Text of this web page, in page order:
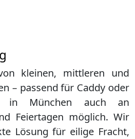
kleinen, mittleren und
– passend für Caddy oder
in München auch an
Feiertagen möglich. Wir
Lösung für eilige Fracht,